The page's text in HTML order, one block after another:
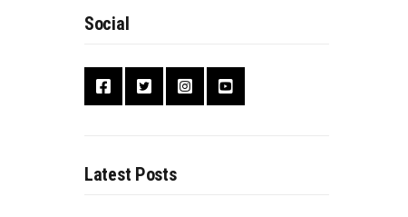
Social
Latest Posts